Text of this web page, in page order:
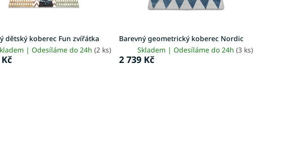
dětský koberec Fun zvířátka
| Odesíláme do 24h (2 ks)
Barevný geometrický koberec Nordic
Skladem | Odesíláme do 24h (3 ks)
2 739 Kč